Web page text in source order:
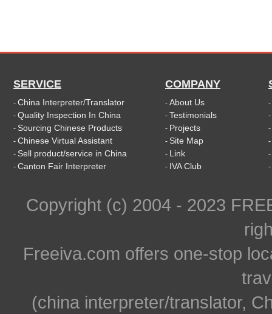
SERVICE
- China Interpreter/Translator
- Quality Inspection In China
- Sourcing Chinese Products
- Chinese Virtual Assistant
- Sell product/service in China
- Canton Fair Interpreter
COMPANY
- About Us
- Testimonials
- Projects
- Site Map
- Link
- IVA Club
-
-
-
-
-
-
Copyright (c) 2004 - 2023
Freeiva.com offers one-stop
(china interpreter/translator,